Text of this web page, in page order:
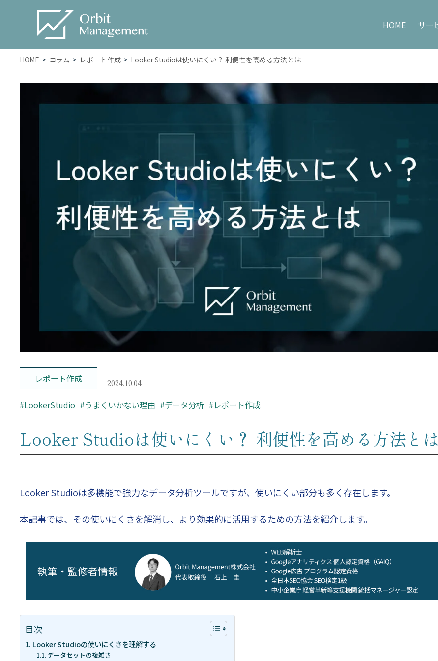
HOME サー
Service
– SEO対策
– WEB広告
– ホームページ・LP制作
– レポーティング
– Looker Studio構築サービス
Price
コンサルタント紹介
お問い合わせ
資料請求申し込み
スポット診断お申込み
レポーティングサービスお申込
み
HOME コラム レポート作成 Looker Studioは使いにくい？ 利便性を高める方法とは
レポート作成
2024.10.04
#LookerStudio #うまくいかない理由 #データ分析 #レポート作成
Looker Studioは使いにくい？ 利便性を高める方法とは
Looker Studioは多機能で強力なデータ分析ツールですが、使いにくい部分も多く存在します。
本記事では、その使いにくさを解消し、より効果的に活用するための方法を紹介します。
目次
Looker Studioの使いにくさを理解する
データセットの複雑さ